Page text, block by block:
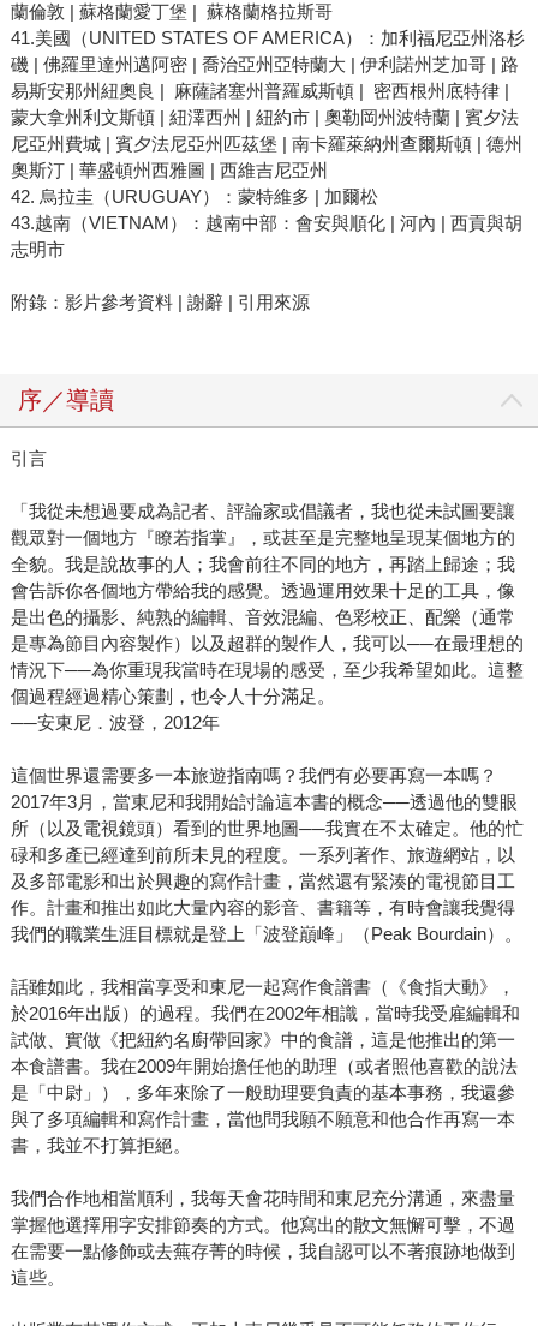
蘭倫敦 | 蘇格蘭愛丁堡 | 蘇格蘭格拉斯哥
41.美國（UNITED STATES OF AMERICA）：加利福尼亞州洛杉
磯 | 佛羅里達州邁阿密 | 喬治亞州亞特蘭大 | 伊利諾州芝加哥 | 路
易斯安那州紐奧良 | 麻薩諸塞州普羅威斯頓 | 密西根州底特律 |
蒙大拿州利文斯頓 | 紐澤西州 | 紐約市 | 奧勒岡州波特蘭 | 賓夕法
尼亞州費城 | 賓夕法尼亞州匹茲堡 | 南卡羅萊納州查爾斯頓 | 德州
奧斯汀 | 華盛頓州西雅圖 | 西維吉尼亞州
42. 烏拉圭（URUGUAY）：蒙特維多 | 加爾松
43.越南（VIETNAM）：越南中部：會安與順化 | 河內 | 西貢與胡
志明市
附錄：影片參考資料 | 謝辭 | 引用來源
序／導讀
引言
「我從未想過要成為記者、評論家或倡議者，我也從未試圖要讓
觀眾對一個地方『瞭若指掌』，或甚至是完整地呈現某個地方的
全貌。我是說故事的人；我會前往不同的地方，再踏上歸途；我
會告訴你各個地方帶給我的感覺。透過運用效果十足的工具，像
是出色的攝影、純熟的編輯、音效混編、色彩校正、配樂（通常
是專為節目內容製作）以及超群的製作人，我可以──在最理想的
情況下──為你重現我當時在現場的感受，至少我希望如此。這整
個過程經過精心策劃，也令人十分滿足。
──安東尼．波登，2012年
這個世界還需要多一本旅遊指南嗎？我們有必要再寫一本嗎？
2017年3月，當東尼和我開始討論這本書的概念──透過他的雙眼
所（以及電視鏡頭）看到的世界地圖──我實在不太確定。他的忙
碌和多產已經達到前所未見的程度。一系列著作、旅遊網站，以
及多部電影和出於興趣的寫作計畫，當然還有緊湊的電視節目工
作。計畫和推出如此大量內容的影音、書籍等，有時會讓我覺得
我們的職業生涯目標就是登上「波登巔峰」（Peak Bourdain）。
話雖如此，我相當享受和東尼一起寫作食譜書（《食指大動》，
於2016年出版）的過程。我們在2002年相識，當時我受雇編輯和
試做、實做《把紐約名廚帶回家》中的食譜，這是他推出的第一
本食譜書。我在2009年開始擔任他的助理（或者照他喜歡的說法
是「中尉」），多年來除了一般助理要負責的基本事務，我還參
與了多項編輯和寫作計畫，當他問我願不願意和他合作再寫一本
書，我並不打算拒絕。
我們合作地相當順利，我每天會花時間和東尼充分溝通，來盡量
掌握他選擇用字安排節奏的方式。他寫出的散文無懈可擊，不過
在需要一點修飾或去蕪存菁的時候，我自認可以不著痕跡地做到
這些。